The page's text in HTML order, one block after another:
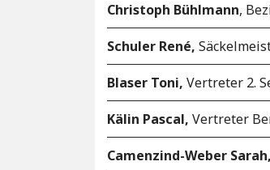
Christoph Bühlmann,
Schuler René,
Blaser Toni, Vertreter 2.
Kälin Pascal, Vertreter
Camenzind-Weber Sarah,